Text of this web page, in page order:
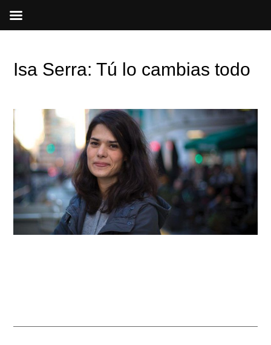
Isa Serra: Tú lo cambias todo